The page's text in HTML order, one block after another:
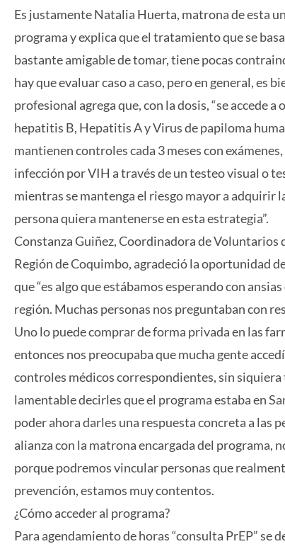
Es justamente Natalia Huerta, matrona de esta
programa y explica que el tratamiento que se
bastante amigable de tomar, tiene pocas
hay que evaluar caso a caso, pero en general, es
profesional agrega que, con la dosis, “se accede
hepatitis B, Hepatitis A y Virus de papiloma
mantienen controles cada 3 meses con
infección por VIH a través de un testeo visual o
mientras se mantenga el riesgo mayor a adquirir
persona quiera mantenerse en esta estrategia”.
Constanza Guiñez, Coordinadora de Voluntarios
Región de Coquimbo, agradeció la oportunidad
que “es algo que estábamos esperando con
región. Muchas personas nos preguntaban con
Uno lo puede comprar de forma privada en las
entonces nos preocupaba que mucha gente
controles médicos correspondientes, sin siquiera
lamentable decirles que el programa estaba en
poder ahora darles una respuesta concreta a las
alianza con la matrona encargada del programa,
porque podremos vincular personas que
prevención, estamos muy contentos.
¿Cómo acceder al programa?
Para agendamiento de horas “consulta PrEP” se